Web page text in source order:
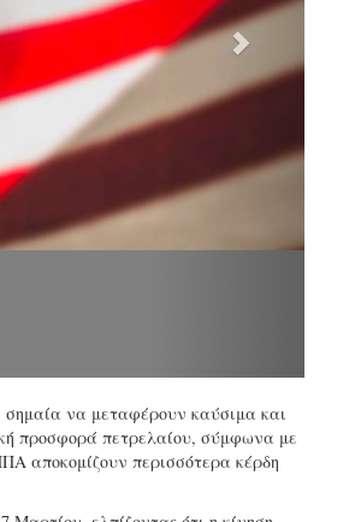
να μεταφέρουν καύσιμα και
προσφορά πετρελαίου, σύμφωνα με
αποκομίζουν περισσότερα κέρδη